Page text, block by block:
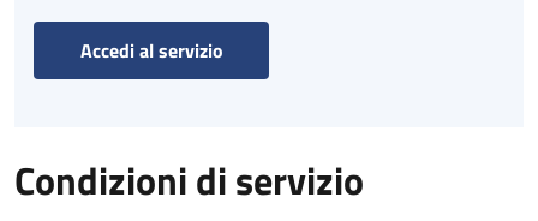
Accedi al servizio
Condizioni di servizio